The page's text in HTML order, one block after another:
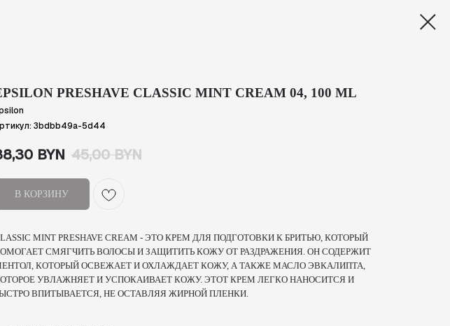
PRESHAVE CLASSIC MINT CREAM 04, 100 ML
3bdbb49a-5d44
BYN 45,00 BYN
В КОРЗИНУ
MINT PRESHAVE CREAM - ЭТО КРЕМ ДЛЯ ПОДГОТОВКИ К БРИТЬЮ, КОТОРЫЙ
СМЯГЧИТЬ ВОЛОСЫ И ЗАЩИТИТЬ КОЖУ ОТ РАЗДРАЖЕНИЯ. ОН СОДЕРЖИТ
КОТОРЫЙ ОСВЕЖАЕТ И ОХЛАЖДАЕТ КОЖУ, А ТАКЖЕ МАСЛО ЭВКАЛИПТА,
УВЛАЖНЯЕТ И УСПОКАИВАЕТ КОЖУ. ЭТОТ КРЕМ ЛЕГКО НАНОСИТСЯ И
ВПИТЫВАЕТСЯ, НЕ ОСТАВЛЯЯ ЖИРНОЙ ПЛЕНКИ.